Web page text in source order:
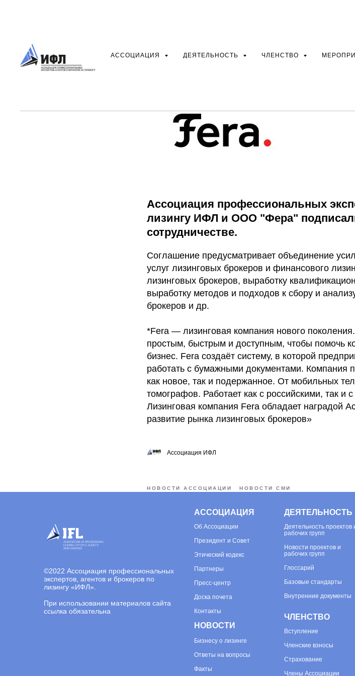
АССОЦИАЦИЯ ДЕЯТЕЛЬНОСТЬ ЧЛЕНСТВО
сотрудничестве.
Ассоциация профессиональных
лизингу ИФЛ и ООО "Фера"
сотрудничестве.
Соглашение предусматривает объединение
услуг лизинговых брокеров и финансового
лизинговых брокеров, выработку
выработку методов и подходов к сбору и
брокеров и др.
*Fera — лизинговая компания нового
простым, быстрым и доступным, чтобы помочь
бизнес. Fera создаёт систему, в которой
работать с бумажными документами. Компания
как новое, так и подержанное. От мобильных
томографов. Работает как с российскими, так и
Лизинговая компания Fera обладает наградой
развитие рынка лизинговых брокеров»
Ассоциация ИФЛ
НОВОСТИ АССОЦИАЦИИ НОВОСТИ СМИ
©2022 Ассоциация профессиональных
экспертов, агентов и брокеров по
лизингу «ИФЛ».
При использовании материалов сайта
ссылка обязательна
АССОЦИАЦИЯ
Об Ассоциации
Президент и Совет
Этический кодекс
Партнеры
Пресс-центр
Доска почета
Контакты
НОВОСТИ
Бизнесу о лизинге
Ответы на вопросы
Факты
ДЕЯТЕЛЬНОСТЬ
Деятельность проектов
рабочих групп
Новости проектов и
рабочих групп
Глоссарий
Базовые стандарты
Внутренние документы
ЧЛЕНСТВО
Вступление
Членские взносы
Страхование
Члены Ассоциации